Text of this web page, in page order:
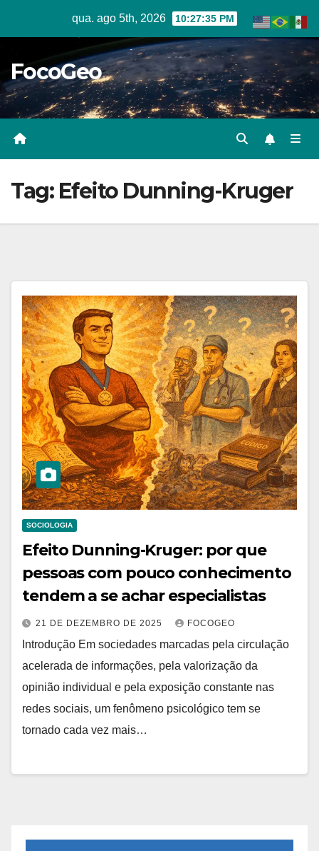
qua. ago 5th, 2026 10:27:36 PM
FocoGeo
Tag: Efeito Dunning-Kruger
SOCIOLOGIA
Efeito Dunning-Kruger: por que
pessoas com pouco conhecimento
tendem a se achar especialistas
21 DE DEZEMBRO DE 2025 FOCOGEO
Introdução Em sociedades marcadas pela circulação
acelerada de informações, pela valorização da
opinião individual e pela exposição constante nas
redes sociais, um fenômeno psicológico tem se
tornado cada vez mais…